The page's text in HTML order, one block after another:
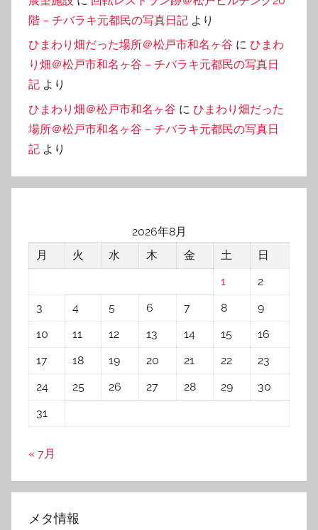
階 – チバラキ元都民の写真日記 より
ひまわり畑だった場所＠松戸市和名ヶ谷 に ひまわ
り畑＠松戸市和名ヶ谷 – チバラキ元都民の写真日
記 より
ひまわり畑＠松戸市和名ヶ谷 に ひまわり畑だった
場所＠松戸市和名ヶ谷 – チバラキ元都民の写真日
記 より
2026年8月
月
火 水 木 金 土
日
1
2
3
4 5 6 7 8
9
10
11 12 13 14 15
16
17
18 19 20 21 22
23
24
25 26 27 28 29
30
31
« 7月
メタ情報